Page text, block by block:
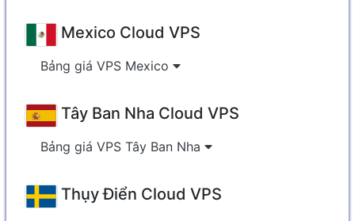
Mexico Cloud VPS
Bảng giá VPS Mexico
Tây Ban Nha Cloud VPS
Bảng giá VPS Tây Ban Nha
Thụy Điển Cloud VPS